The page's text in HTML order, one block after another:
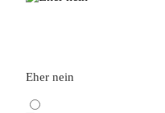
Eher nein